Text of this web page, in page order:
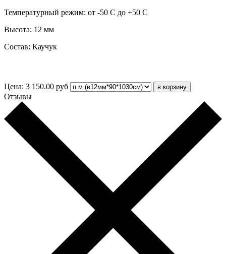
Температурный режим: от -50 С до +50 С
Высота: 12 мм
Состав: Каучук
Цена: 3 150.00 руб
Отзывы